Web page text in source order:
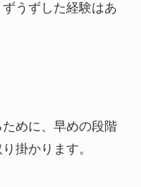
うずした経験はあ
めに、早めの段階
掛かります。